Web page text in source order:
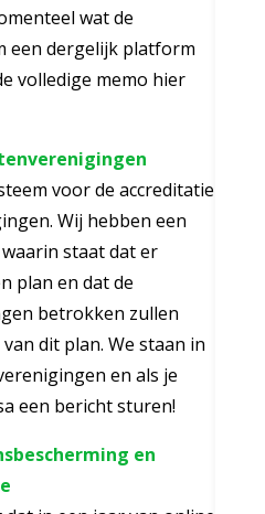
wat de
een dergelijk platform
volledige memo hier
voor de accreditatie
Wij hebben een
staat dat er
plan en dat de
betrokken zullen
dit plan. We staan in
en als je
een bericht sturen!
en